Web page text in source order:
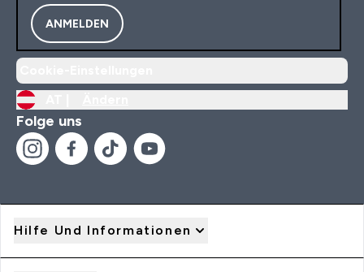
ANMELDEN
Folge uns
Hilfe Und Informationen